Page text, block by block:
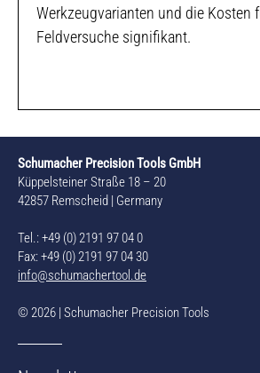
Werkzeugvarianten und die Kosten
Feldversuche signifikant.
Schumacher Precision Tools GmbH
Küppelsteiner Straße 18 – 20
42857 Remscheid | Germany
Tel.: +49 (0) 2191 97 04 0
Fax: +49 (0) 2191 97 04 30
info@schumachertool.de
© 2026 | Schumacher Precision Tools